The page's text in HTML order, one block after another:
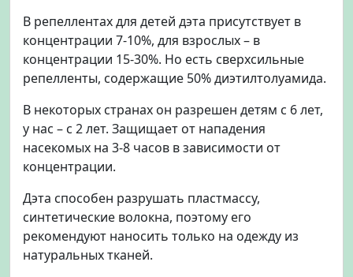
В репеллентах для детей дэта присутствует в
концентрации 7-10%, для взрослых – в
концентрации 15-30%. Но есть сверхсильные
репелленты, содержащие 50% диэтилтолуамида.
В некоторых странах он разрешен детям с 6 лет,
у нас – с 2 лет. Защищает от нападения
насекомых на 3-8 часов в зависимости от
концентрации.
Дэта способен разрушать пластмассу,
синтетические волокна, поэтому его
рекомендуют наносить только на одежду из
натуральных тканей.